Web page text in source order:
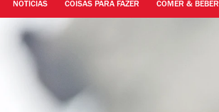
NOTÍCIAS COISAS PARA FAZER COMER & BEBER